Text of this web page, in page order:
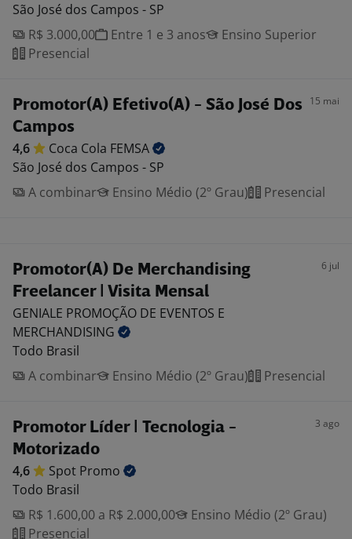
São José dos Campos - SP
R$ 3.000,00
Entre 1 e 3 anos
Ensino Superior
Presencial
Promotor(A) Efetivo(A) - São José Dos
Campos
15 mai
4,6 Coca Cola FEMSA
São José dos Campos - SP
A combinar
Ensino Médio (2º Grau) Presencial
Promotor(A) De Merchandising
Freelancer | Visita Mensal
6 jul
GENIALE PROMOÇÃO DE EVENTOS E
MERCHANDISING
Todo Brasil
A combinar
Ensino Médio (2º Grau) Presencial
Promotor Líder | Tecnologia -
Motorizado
3 ago
4,6 Spot Promo
Todo Brasil
R$ 1.600,00 a R$ 2.000,00
Ensino Médio (2º Grau)
Presencial